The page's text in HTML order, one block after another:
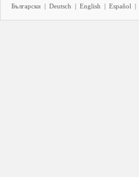
Български | Deutsch | English | Español |